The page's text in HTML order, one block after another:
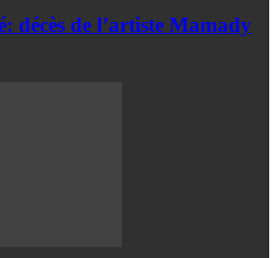
décès de l’artiste Mamady